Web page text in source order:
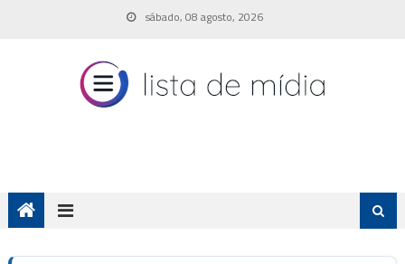
sábado, 08 agosto, 2026